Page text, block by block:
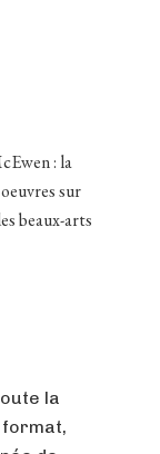
: la
sur
beaux-arts
la
format,